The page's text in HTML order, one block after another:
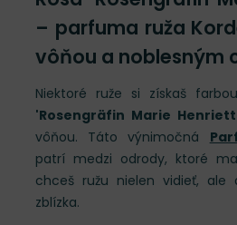
– parfuma ruža
vôňou a noblesným
Niektoré ruže si získaš
'Rosengräfin Marie
vôňou. Táto výnimočná
patrí medzi odrody, ktoré
chceš ružu nielen vidieť, ale
zblízka.